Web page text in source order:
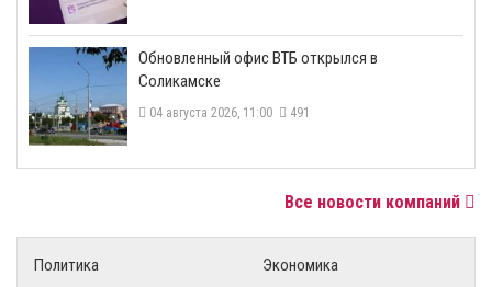
​Обновленный офис ВТБ открылся в
Соликамске
04 августа 2026, 11:00 491
Все новости компаний
Политика
Экономика